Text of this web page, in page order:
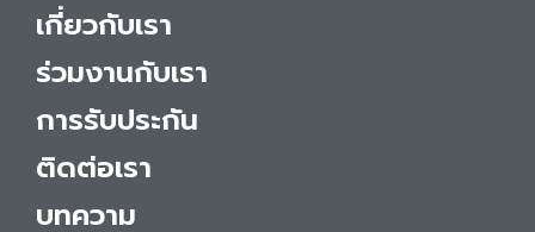
เกี่ยวกับเรา
ร่วมงานกับเรา
การรับประกัน
ติดต่อเรา
บทความ